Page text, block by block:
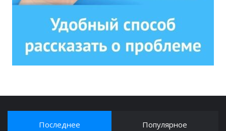
Последнее Популярное